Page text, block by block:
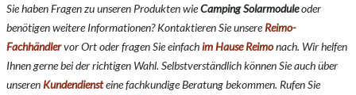
Sie haben Fragen zu unseren Produkten wieCamping Solarmoduleoder
benötigen weitere Informationen? Kontaktieren Sie unsereReimo-
Fachhändlervor Ort oder fragen Sie einfachim Hause Reimonach. Wir helfen
Ihnen gerne bei der richtigen Wahl. Selbstverständlich können Sie auch über
unseren Kundendiensteine fachkundige Beratung bekommen. Rufen Sie